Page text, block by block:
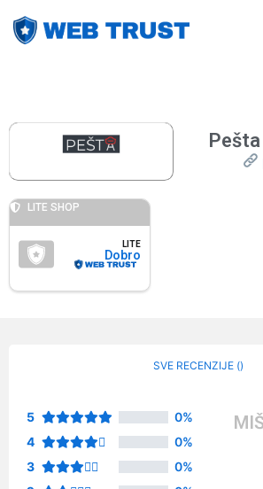
LITE SHOP
LITE
Dobro
SVE RECENZIJE ()
5
0%
4
0%
3
0%